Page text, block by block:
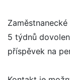
5 týdnů
příspěvek na